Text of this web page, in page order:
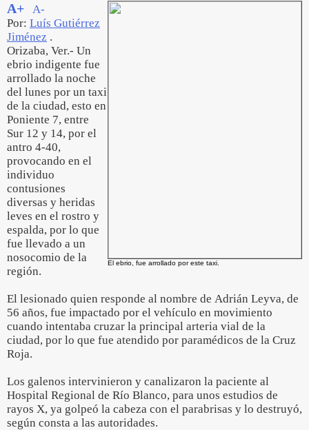
El ebrio, fue arrollado por este taxi.
A+
A-
Por: Luís Gutiérrez
Jiménez .
Orizaba, Ver.- Un
ebrio indigente fue
arrollado la noche
del lunes por un taxi
de la ciudad, esto en
Poniente 7, entre
Sur 12 y 14, por el
antro 4-40,
provocando en el
individuo
contusiones
diversas y heridas
leves en el rostro y
espalda, por lo que
fue llevado a un
nosocomio de la
región.
El lesionado quien responde al nombre de Adrián Leyva, de
56 años, fue impactado por el vehículo en movimiento
cuando intentaba cruzar la principal arteria vial de la
ciudad, por lo que fue atendido por paramédicos de la Cruz
Roja.
Los galenos intervinieron y canalizaron la paciente al
Hospital Regional de Río Blanco, para unos estudios de
rayos X, ya golpeó la cabeza con el parabrisas y lo destruyó,
según consta a las autoridades.